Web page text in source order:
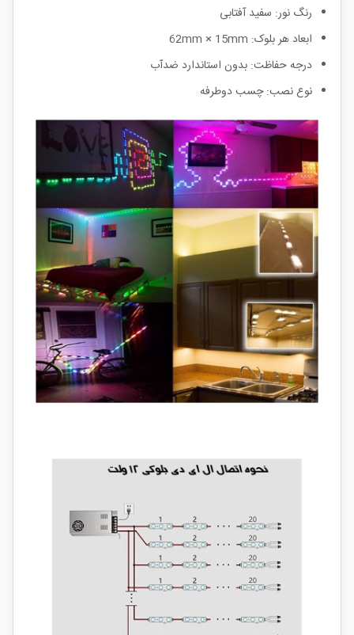
رنگ نور: سفید آفتابی
ابعاد هر بلوک: 62mm × 15mm
درجه حفاظت: بدون استاندارد ضدآب
نوع نصب: چسب دوطرفه